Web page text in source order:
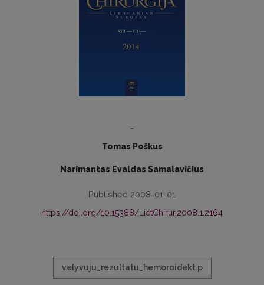
-
Tomas Poškus
Narimantas Evaldas Samalavičius
Published 2008-01-01
https://doi.org/10.15388/LietChirur.2008.1.2164
velyvuju_rezultatu_hemoroidekt.p